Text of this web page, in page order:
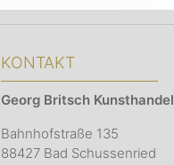
KONTAKT
Georg Britsch Kunsthandel
Bahnhofstraße 135
88427 Bad Schussenried